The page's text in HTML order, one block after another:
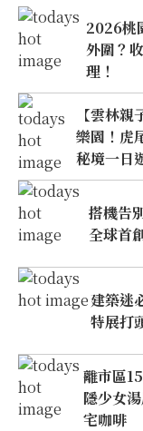
2026桃
外圍？
理！
【雲林
樂園！虎
秘境一日
搭機告
全球首
建築迷
特展打
離市區
隱少女
宅咖啡